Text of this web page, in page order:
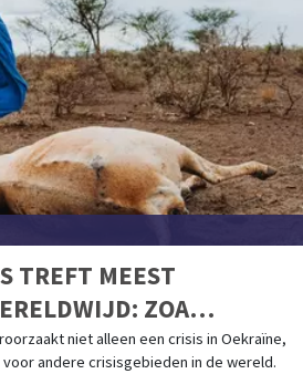
TREFT MEEST
ZOA
2022
niet alleen een crisis in Oekraïne,
andere crisisgebieden in de wereld.